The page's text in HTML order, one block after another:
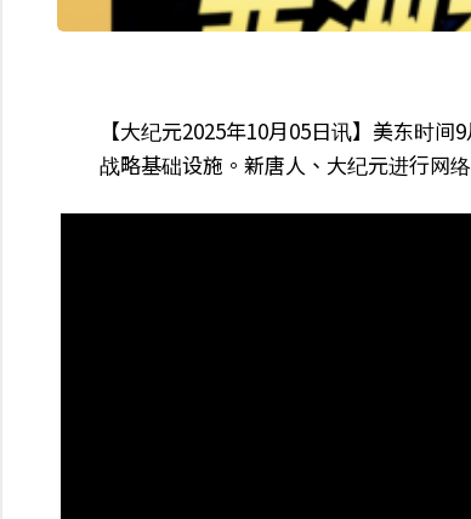
【大纪元2025年10月05日讯】美东时
战略基础设施。新唐人、大纪元进行网